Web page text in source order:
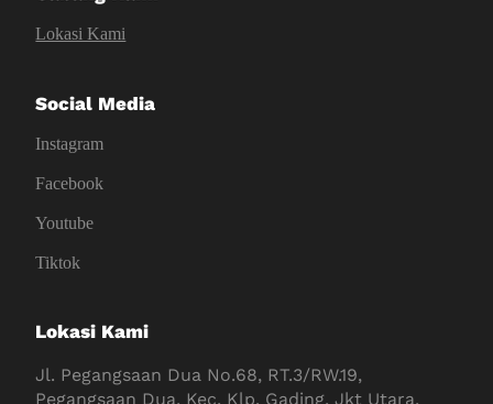
Lokasi Kami
Social Media
Instagram
Facebook
Youtube
Tiktok
Lokasi Kami
Jl. Pegangsaan Dua No.68, RT.3/RW.19,
Pegangsaan Dua, Kec. Klp. Gading, Jkt Utara,